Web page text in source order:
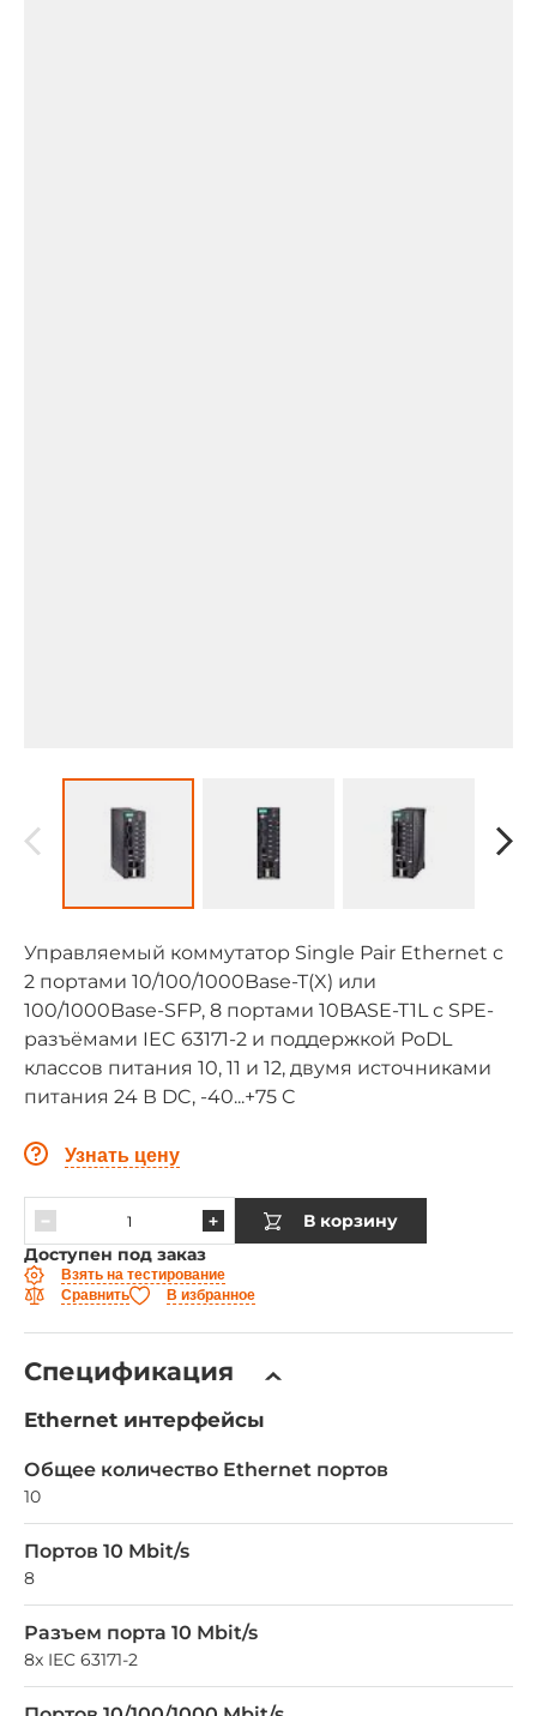
Управляемый коммутатор Single Pair Ethernet с
2 портами 10/100/1000Base-T(X) или
100/1000Base-SFP, 8 портами 10BASE-T1L с SPE-
разъёмами IEC 63171-2 и поддержкой PoDL
классов питания 10, 11 и 12, двумя источниками
питания 24 В DC, -40...+75 C
Узнать цену
В корзину
Доступен под заказ
Взять на тестирование
Сравнить
В избранное
Спецификация
Ethernet интерфейсы
Общее количество Ethernet портов
10
Портов 10 Mbit/s
8
Разъем порта 10 Mbit/s
8x IEC 63171-2